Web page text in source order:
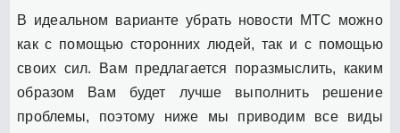
В идеальном варианте убрать новости МТС можно
как с помощью сторонних людей, так и с помощью
своих сил. Вам предлагается поразмыслить, каким
образом Вам будет лучше выполнить решение
проблемы, поэтому ниже мы приводим все виды